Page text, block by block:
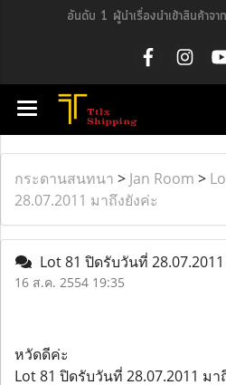
อันดับ 1 ผู้นำเรื่องนำเข้าสินค้าจ
กระดานสนทนา > Jan Room >
28.07.2011 มาถึงยังค่ะ
Lot 81 ปิดรับวันที่
16 ส.ค. 2554 19:35
หวัดดีค่ะ
Lot 81 ปิดรับวันที่ 28.07.2011 ม